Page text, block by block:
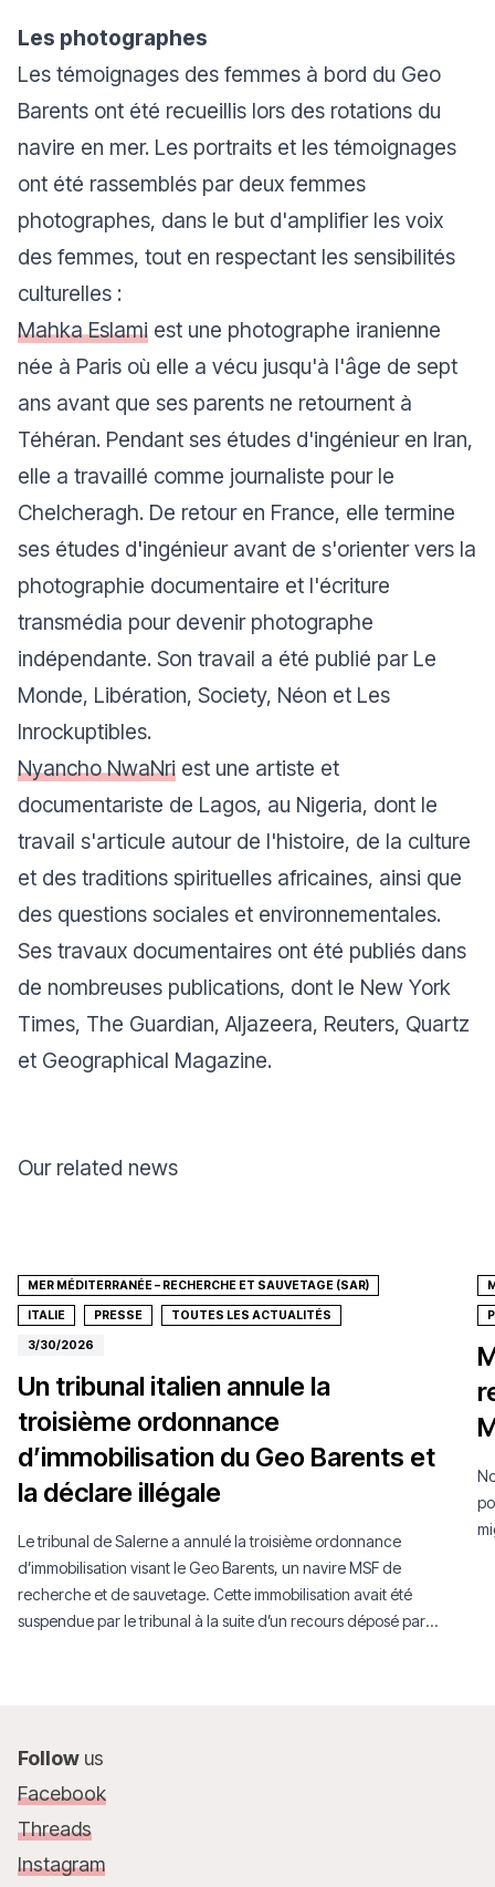
Les photographes
Les témoignages des femmes à bord du Geo
Barents ont été recueillis lors des rotations du
navire en mer. Les portraits et les témoignages
ont été rassemblés par deux femmes
photographes, dans le but d'amplifier les voix
des femmes, tout en respectant les sensibilités
culturelles :
Mahka Eslami est une photographe iranienne
née à Paris où elle a vécu jusqu'à l'âge de sept
ans avant que ses parents ne retournent à
Téhéran. Pendant ses études d'ingénieur en Iran,
elle a travaillé comme journaliste pour le
Chelcheragh. De retour en France, elle termine
ses études d'ingénieur avant de s'orienter vers la
photographie documentaire et l'écriture
transmédia pour devenir photographe
indépendante. Son travail a été publié par Le
Monde, Libération, Society, Néon et Les
Inrockuptibles.
Nyancho NwaNri est une artiste et
documentariste de Lagos, au Nigeria, dont le
travail s'articule autour de l'histoire, de la culture
et des traditions spirituelles africaines, ainsi que
des questions sociales et environnementales.
Ses travaux documentaires ont été publiés dans
de nombreuses publications, dont le New York
Times, The Guardian, Aljazeera, Reuters, Quartz
et Geographical Magazine.
Our related news
MER MÉDITERRANÉE – RECHERCHE ET SAUVETAGE (SAR)
ITALIE PRESSE TOUTES LES ACTUALITÉS
3/30/2026
Un tribunal italien annule la
troisième ordonnance
d’immobilisation du Geo Barents et
la déclare illégale
Le tribunal de Salerne a annulé la troisième ordonnance
d’immobilisation visant le Geo Barents, un navire MSF de
recherche et de sauvetage. Cette immobilisation avait été
suspendue par le tribunal à la suite d’un recours déposé par
Follow us
Facebook
Threads
Instagram